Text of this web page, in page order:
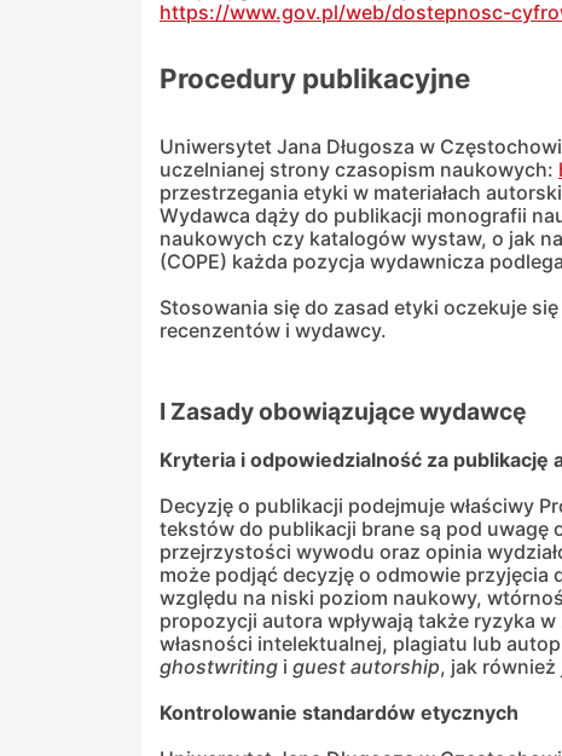
https://www.gov.pl/web/dostepnosc-
Procedury publikacyjne
Uniwersytet Jana Długosza w
uczelnianej strony czasopism naukowych:
przestrzegania etyki w materiałach
Wydawca dąży do publikacji monografii
naukowych czy katalogów wystaw, o jak
(COPE) każda pozycja wydawnicza
Stosowania się do zasad etyki oczekuje
recenzentów i wydawcy.
I Zasady obowiązujące wydawcę
Kryteria i odpowiedzialność za publikację
Decyzję o publikacji podejmuje właściwy
tekstów do publikacji brane są pod
przejrzystości wywodu oraz opinia
może podjąć decyzję o odmowie przyjęcia
względu na niski poziom naukowy,
propozycji autora wpływają także ryzyka
własności intelektualnej, plagiatu lub
ghostwriting i guest autorship, jak
Kontrolowanie standardów etycznych